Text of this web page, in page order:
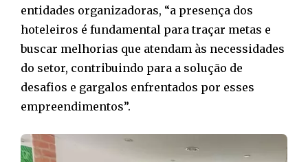
entidades organizadoras, “a presença dos
hoteleiros é fundamental para traçar metas e
buscar melhorias que atendam às necessidades
do setor, contribuindo para a solução de
desafios e gargalos enfrentados por esses
empreendimentos”.